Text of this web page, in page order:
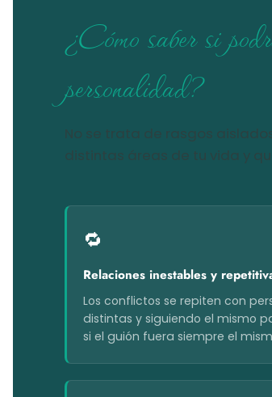
¿Cómo saber si
personalidad?
🔁
Relaciones inestables y
Los conflictos se repiten con
distintas y siguiendo el mismo
si el guión fuera siempre el